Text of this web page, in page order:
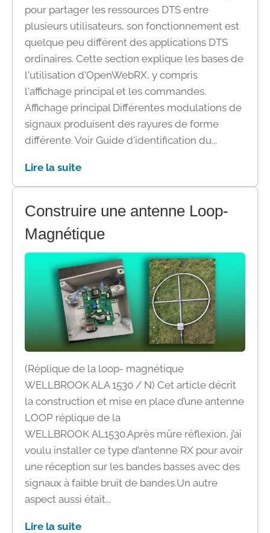
pour partager les ressources DTS entre
plusieurs utilisateurs, son fonctionnement est
quelque peu différent des applications DTS
ordinaires. Cette section explique les bases de
l'utilisation d'OpenWebRX, y compris
l'affichage principal et les commandes.
Affichage principal Différentes modulations de
signaux produisent des rayures de forme
différente. Voir Guide d'identification du...
Lire la suite
Construire une antenne Loop-
Magnétique
(Réplique de la loop- magnétique
WELLBROOK ALA 1530 / N) Cet article décrit
la construction et mise en place d’une antenne
LOOP réplique de la
WELLBROOK AL1530.Après mûre réflexion, j’ai
voulu installer ce type d’antenne RX pour avoir
une réception sur les bandes basses avec des
signaux à faible bruit de bandes.Un autre
aspect aussi était...
Lire la suite